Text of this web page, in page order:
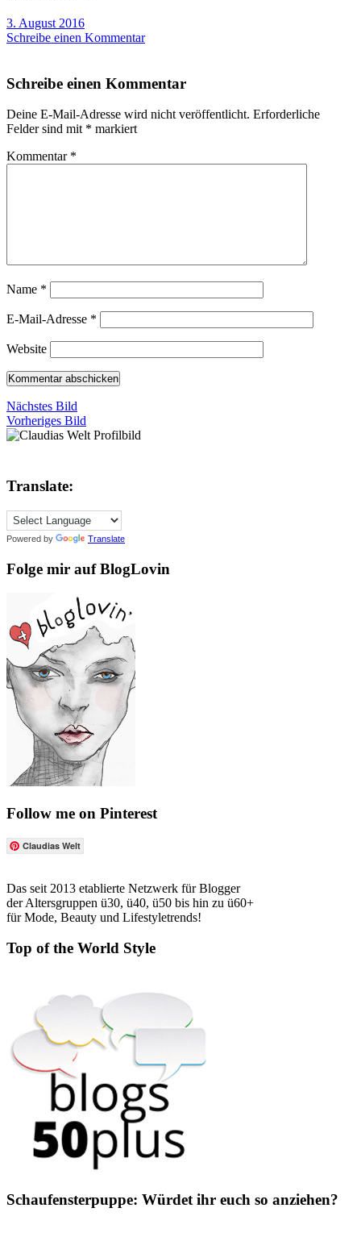
3. August 2016
Schreibe einen Kommentar
Schreibe einen Kommentar
Deine E-Mail-Adresse wird nicht veröffentlicht. Erforderliche
Felder sind mit * markiert
Kommentar *
Name *
E-Mail-Adresse *
Website
Nächstes Bild
Vorheriges Bild
Translate:
Powered by Translate
Folge mir auf BlogLovin
Follow me on Pinterest
Claudias Welt
Das seit 2013 etablierte Netzwerk für Blogger
der Altersgruppen ü30, ü40, ü50 bis hin zu ü60+
für Mode, Beauty und Lifestyletrends!
Top of the World Style
Schaufensterpuppe: Würdet ihr euch so anziehen?